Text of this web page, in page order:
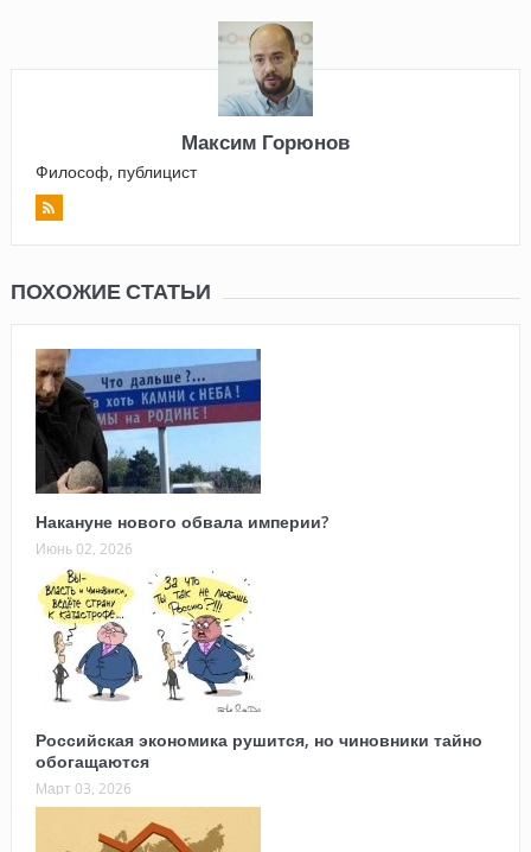
Максим Горюнов
Философ, публицист
ПОХОЖИЕ СТАТЬИ
Накануне нового обвала империи?
Июнь 02, 2026
Российская экономика рушится, но чиновники тайно
обогащаются
Март 03, 2026